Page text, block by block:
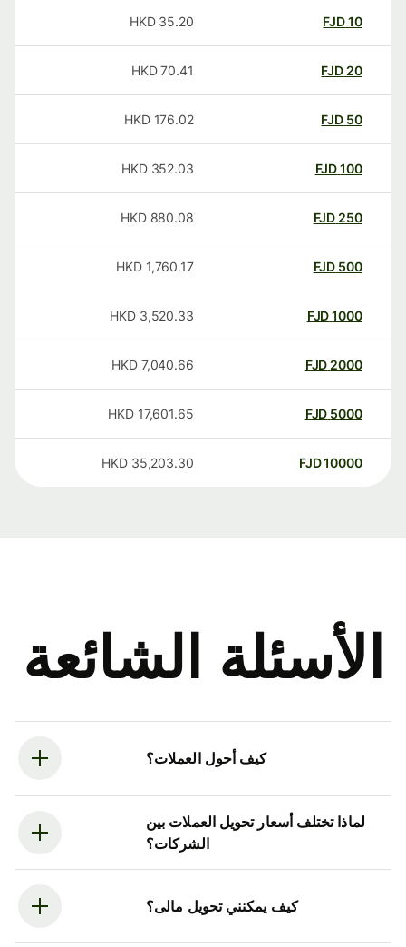
FJD
35.20
HKD
20
FJD
70.41
HKD
50
FJD
176.02
HKD
100
FJD
352.03
HKD
250
FJD
880.08
HKD
500
FJD
1,760.17
HKD
1000
FJD
3,520.33
HKD
2000
FJD
7,040.66
HKD
5000
FJD
17,601.65
HKD
10000
FJD
35,203.30
HKD
الأسئلة الشائعة
كيف أحول العملات؟
لماذا تختلف أسعار تحويل العملات بين
الشركات؟
كيف يمكنني تحويل مالى؟